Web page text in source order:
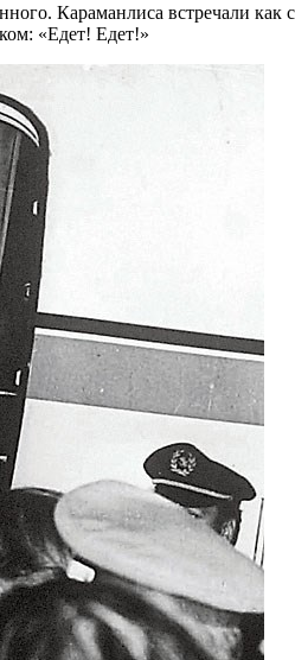
Караманлиса встречали как
«Едет! Едет!»